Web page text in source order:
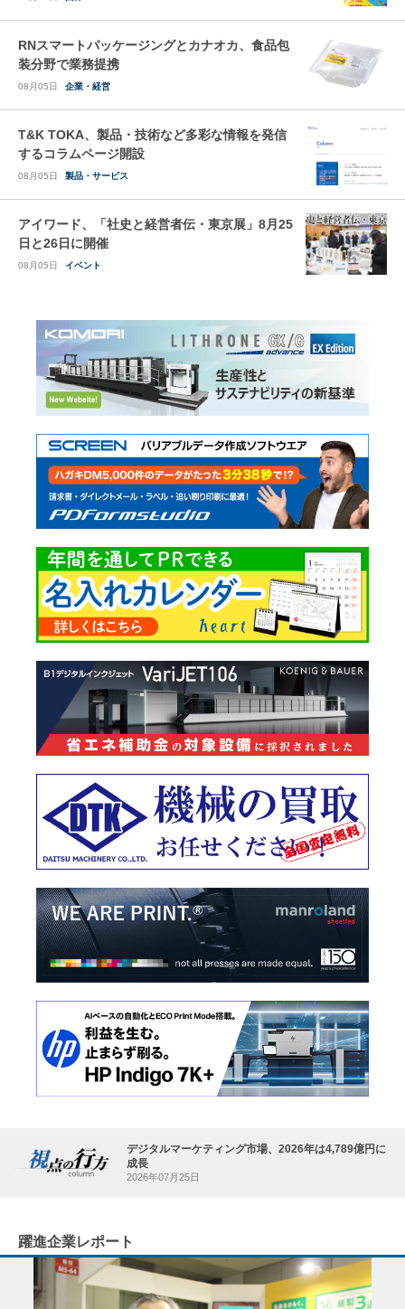
RNスマートパッケージングとカナオカ、食品包
装分野で業務提携
08月05日 企業・経営
T&K TOKA、製品・技術など多彩な情報を発信
するコラムページ開設
08月05日 製品・サービス
アイワード、「社史と経営者伝・東京展」8月25
日と26日に開催
08月05日 イベント
デジタルマーケティング市場、2026年は4,789億円に
成長
2026年07月25日
躍進企業レポート